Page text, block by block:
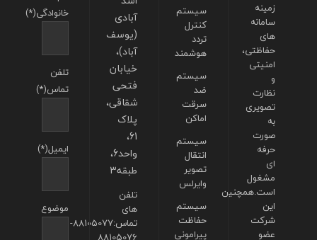
خانوادگی(*)
تلفن
تماس(*)
ایمیل(*)
موضوع
آبادی
(یوسف
آباد)،
خیابان
فتحی
شقاقی،
پلاک
61،
واحد6،
طبقه3
تلفن
های
تماس:88105077-
سیستم
کنترل
تردد
هوشمند
سیستم
ضد
سرقت
اماکن
سیستم
انتقال
تصویر
وایرلس
سیستم
حفاظت
پیرامونی
زمینه
سامانه
های
حفاظتی،
امنیتی
و
نظارت
تصویری
به
صورت
حرفه
ای
مشغول
است.همچنین
این
شرکت
عضو